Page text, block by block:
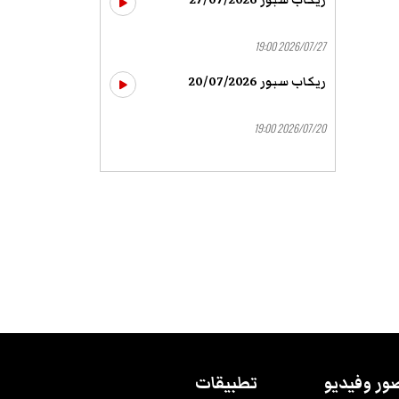
2026/07/27 19:00
ريكاب سبور 20/07/2026
2026/07/20 19:00
وفيديو تطبيقات